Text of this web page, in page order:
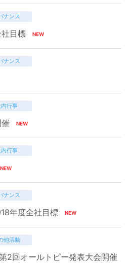
ナンス
目標
ナンス
行事
行事
ナンス
年度全社目標
他活動
2回オールトピー発表大会開催